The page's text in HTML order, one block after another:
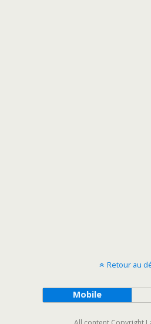
Retour au
Mobile